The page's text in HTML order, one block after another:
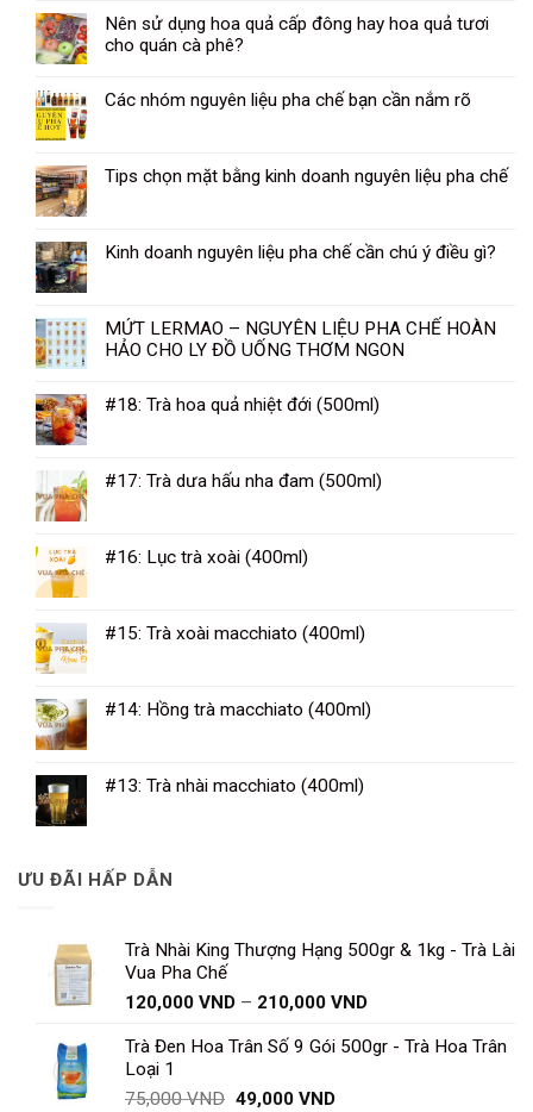
Nên sử dụng hoa quả cấp đông hay hoa quả tươi
cho quán cà phê?
Các nhóm nguyên liệu pha chế bạn cần nắm rõ
Tips chọn mặt bằng kinh doanh nguyên liệu pha chế
Kinh doanh nguyên liệu pha chế cần chú ý điều gì?
MỨT LERMAO – NGUYÊN LIỆU PHA CHẾ HOÀN
HẢO CHO LY ĐỒ UỐNG THƠM NGON
#18: Trà hoa quả nhiệt đới (500ml)
#17: Trà dưa hấu nha đam (500ml)
#16: Lục trà xoài (400ml)
#15: Trà xoài macchiato (400ml)
#14: Hồng trà macchiato (400ml)
#13: Trà nhài macchiato (400ml)
ƯU ĐÃI HẤP DẪN
Trà Nhài King Thượng Hạng 500gr & 1kg - Trà Lài
Vua Pha Chế
120,000 VND – 210,000 VNDKhoảng
từ
Trà Đen Hoa Trân Số 9 Gói 500gr - Trà Hoa Trân
Loại 1
75,000VND Giá
49,000 VNDGiá